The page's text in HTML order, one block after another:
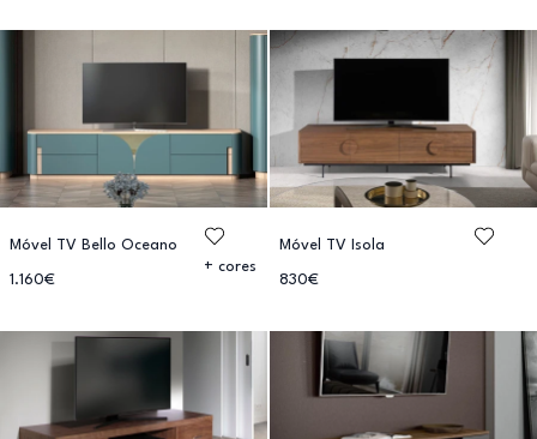
Móvel TV Bello Oceano
1.160€
+ cores
Móvel TV Isola
830€